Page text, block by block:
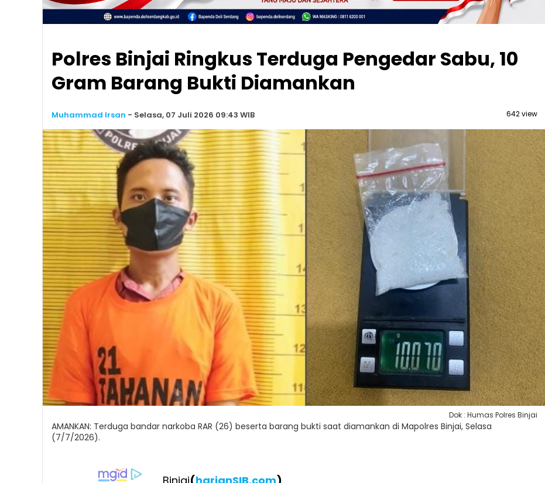
Polres Binjai Ringkus Terduga Pengedar Sabu, 10
Gram Barang Bukti Diamankan
Muhammad Irsan - Selasa, 07 Juli 2026 09:43 WIB 642 view
Dok : Humas Polres Binjai
AMANKAN: Terduga bandar narkoba RAR (26) beserta barang bukti saat diamankan di Mapolres Binjai, Selasa
(7/7/2026).